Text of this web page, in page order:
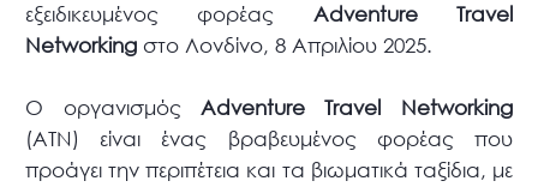
εξειδικευμένος φορέας Adventure
Travel
Networking στο Λονδίνο, 8 Απριλίου 2025.
Ο οργανισμός Adventure Travel Networking
(ATN) είναι ένας βραβευμένος φορέας που
προάγει την περιπέτεια και τα βιωματικά ταξίδια, με